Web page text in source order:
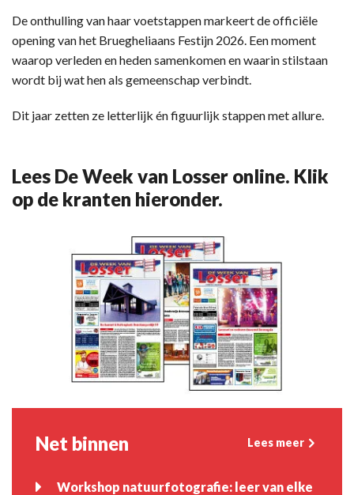
De onthulling van haar voetstappen markeert de officiële
opening van het Bruegheliaans Festijn 2026. Een moment
waarop verleden en heden samenkomen en waarin stilstaan
wordt bij wat hen als gemeenschap verbindt.
Dit jaar zetten ze letterlijk én figuurlijk stappen met allure.
Lees De Week van Losser online. Klik
op de kranten hieronder.
Net binnen Lees meer
Workshop natuurfotografie: leer van elke